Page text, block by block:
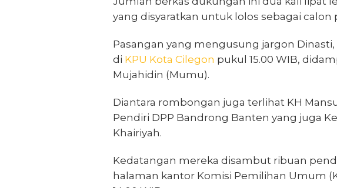
yang disyaratkan untuk lolos sebagai calon
Pasangan yang mengusung jargon
di KPU Kota Cilegon pukul 15.00 WIB,
Mujahidin (Mumu).
Diantara rombongan juga terlihat KH
Pendiri DPP Bandrong Banten yang juga
Khairiyah.
Kedatangan mereka disambut ribuan
halaman kantor Komisi Pemilihan Umum